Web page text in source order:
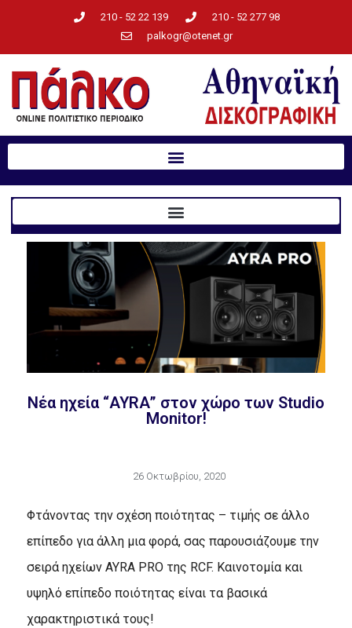
210 - 52 22 139
210 - 52 277 98
palkogr@otenet.gr
Νέα ηχεία “AYRA” στον χώρο των Studio
Monitor!
26 Οκτωβρίου, 2020
Φτάνοντας την σχέση ποιότητας – τιμής σε άλλο
επίπεδο για άλλη μια φορά, σας παρουσιάζουμε την
σειρά ηχείων AYRA PRO της RCF. Καινοτομία και
υψηλό επίπεδο ποιότητας είναι τα βασικά
χαρακτηριστικά τους!